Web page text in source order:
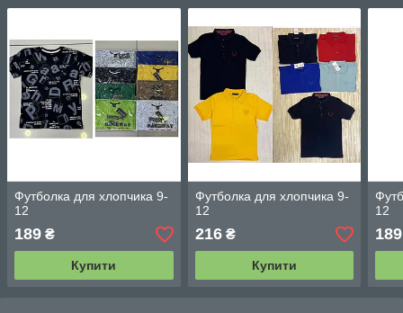
Футболка для хлопчика 9-
12
189 ₴
Купити
Футболка для хлопчика 9-
12
216₴
Купити
12
189